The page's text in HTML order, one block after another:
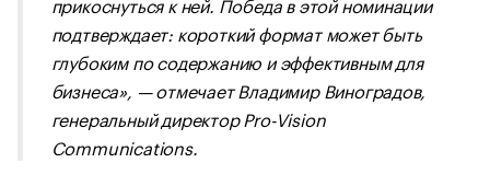
подтверждает: короткий формат может быть
глубоким по содержанию и эффективным для
бизнеса», — отмечает Владимир Виноградов,
генеральный директор Pro-Vision
Communications.